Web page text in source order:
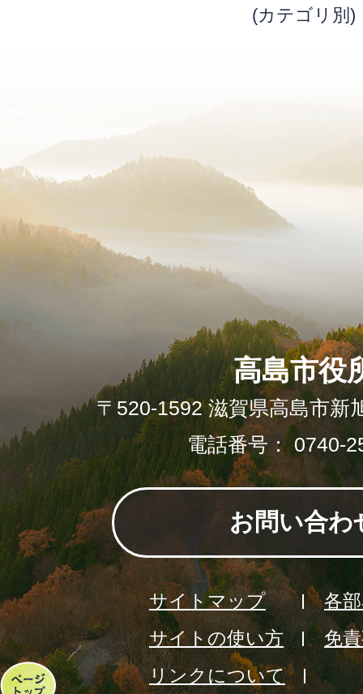
(カテゴリ別)
ペ
高島市役
〒520-1592 滋賀県高島市新
電話番号： 0740-
お問い合わ
サイトマップ
各
サイトの使い方
免
リンクについて